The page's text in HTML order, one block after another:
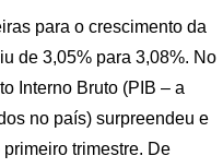
para o crescimento da
de 3,05% para 3,08%. No
Interno Bruto (PIB – a
no país) surpreendeu e
trimestre. De